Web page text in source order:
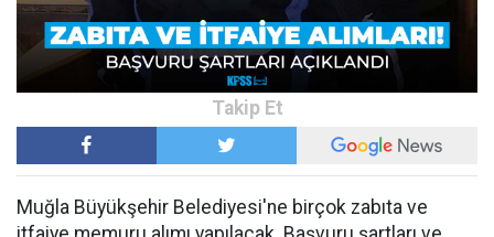
Muğla Büyükşehir Belediyesi'ne birçok zabıta ve